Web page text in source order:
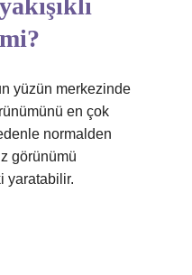
yüzün merkezinde
en çok
normalden
görünümü
yaratabilir.